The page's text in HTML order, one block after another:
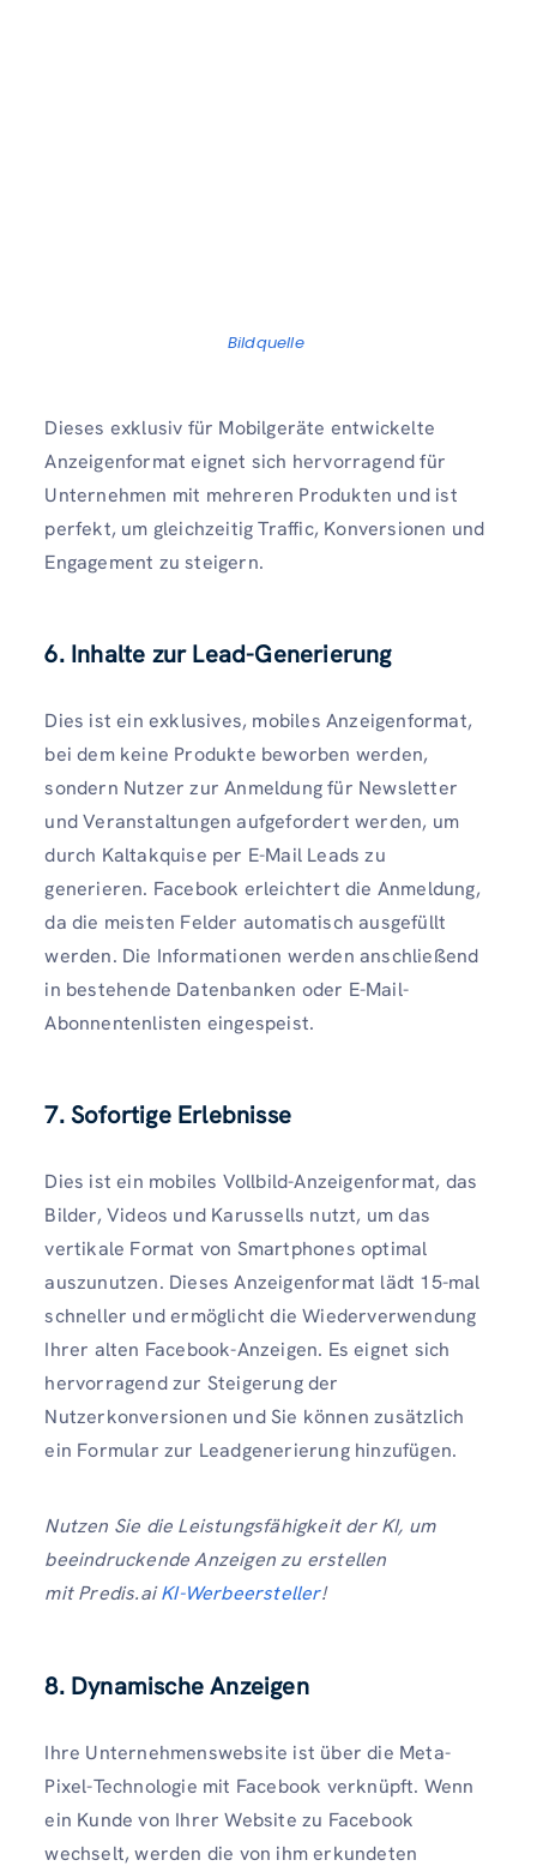
Bildquelle
Dieses exklusiv für Mobilgeräte entwickelte
Anzeigenformat eignet sich hervorragend für
Unternehmen mit mehreren Produkten und ist
perfekt, um gleichzeitig Traffic, Konversionen und
Engagement zu steigern.
6. Inhalte zur Lead-Generierung
Dies ist ein exklusives, mobiles Anzeigenformat,
bei dem keine Produkte beworben werden,
sondern Nutzer zur Anmeldung für Newsletter
und Veranstaltungen aufgefordert werden, um
durch Kaltakquise per E-Mail Leads zu
generieren. Facebook erleichtert die Anmeldung,
da die meisten Felder automatisch ausgefüllt
werden. Die Informationen werden anschließend
in bestehende Datenbanken oder E-Mail-
Abonnentenlisten eingespeist.
7. Sofortige Erlebnisse
Dies ist ein mobiles Vollbild-Anzeigenformat, das
Bilder, Videos und Karussells nutzt, um das
vertikale Format von Smartphones optimal
auszunutzen. Dieses Anzeigenformat lädt 15-mal
schneller und ermöglicht die Wiederverwendung
Ihrer alten Facebook-Anzeigen. Es eignet sich
hervorragend zur Steigerung der
Nutzerkonversionen und Sie können zusätzlich
ein Formular zur Leadgenerierung hinzufügen.
Nutzen Sie die Leistungsfähigkeit der KI, um
beeindruckende Anzeigen zu erstellen
mit Predis.aiKI-Werbeersteller!
8. Dynamische Anzeigen
Ihre Unternehmenswebsite ist über die Meta-
Pixel-Technologie mit Facebook verknüpft. Wenn
ein Kunde von Ihrer Website zu Facebook
wechselt, werden die von ihm erkundeten